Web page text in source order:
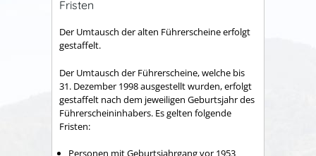
Fristen
Der Umtausch der alten Führerscheine erfolgt
gestaffelt.
Der Umtausch der Führerscheine, welche bis
31. Dezember 1998 ausgestellt wurden, erfolgt
gestaffelt nach dem jeweiligen Geburtsjahr des
Führerscheininhabers. Es gelten folgende
Fristen: